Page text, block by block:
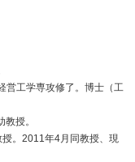
営工学専攻修了。博士（工
授。
。2011年4月同教授、現